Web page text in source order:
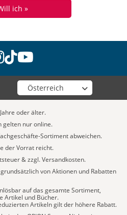
ich »
tiktok
youtube
Wähle deinen Shop
oder älter.
gelten nur online.
Sortiment abweichen.
der Vorrat reicht.
& zzgl. Versandkosten.
von Aktionen und Rabatten
auf das gesamte Sortiment,
Artikel und Bücher.
Artikeln gilt der höhere Rabatt.